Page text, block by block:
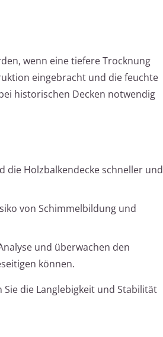
wenn eine tiefere Trocknung
eingebracht und die feuchte
historischen Decken notwendig
die Holzbalkendecke schneller und
von Schimmelbildung und
und überwachen den
können.
die Langlebigkeit und Stabilität